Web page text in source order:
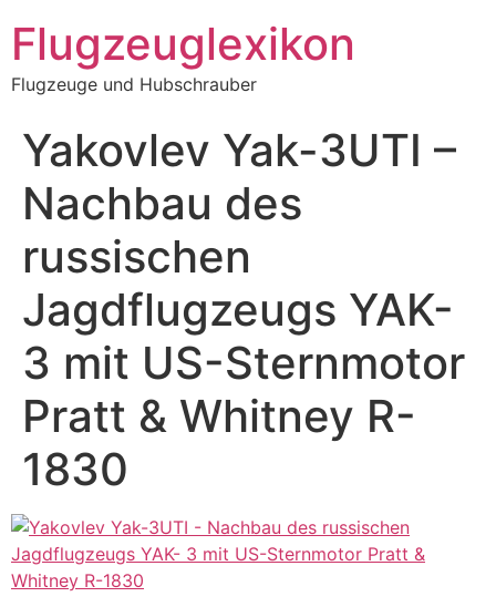
Inhalt
springen
Flugzeuglexikon
Flugzeuge und Hubschrauber
Yakovlev Yak-3UTI –
Nachbau des
russischen
Jagdflugzeugs YAK-
3 mit US-Sternmotor
Pratt & Whitney R-
1830